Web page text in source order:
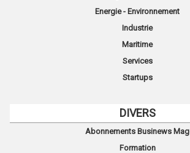
Energie - Environnement
Industrie
Maritime
Services
Startups
DIVERS
Abonnements Businews Mag
Formation